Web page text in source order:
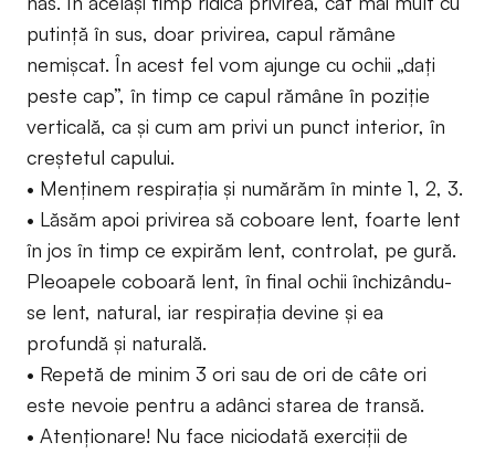
putință în sus, doar privirea, capul rămâne
nemișcat. În acest fel vom ajunge cu ochii „dați
peste cap”, în timp ce capul rămâne în poziție
verticală, ca și cum am privi un punct interior, în
creștetul capului.
• Menținem respirația și numărăm în minte 1, 2, 3.
• Lăsăm apoi privirea să coboare lent, foarte lent
în jos în timp ce expirăm lent, controlat, pe gură.
Pleoapele coboară lent, în final ochii închizându-
se lent, natural, iar respirația devine și ea
profundă și naturală.
• Repetă de minim 3 ori sau de ori de câte ori
este nevoie pentru a adânci starea de transă.
• Atenționare! Nu face niciodată exerciții de